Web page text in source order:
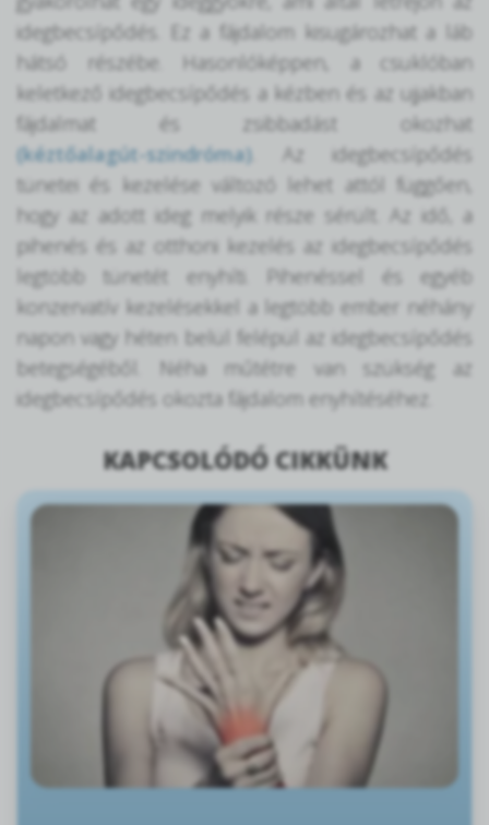
idegbecsípődés. Ez a fájdalom kisugározhat a láb
hátsó részébe. Hasonlóképpen, a csuklóban
keletkező idegbecsípődés a kézben és az ujjakban
fájdalmat és zsibbadást okozhat
(kéztőalagút-szindróma) . Az idegbecsípődés
tünetei és kezelése változó lehet attól függően,
hogy az adott ideg melyik része sérült. Az idő, a
pihenés és az otthoni kezelés az idegbecsípődés
legtöbb tünetét enyhíti. Pihenéssel és egyéb
konzervatív kezelésekkel a legtöbb ember néhány
napon vagy héten belül felépül az idegbecsípődés
betegségéből. Néha műtétre van szükség az
idegbecsípődés okozta fájdalom enyhítéséhez.
KAPCSOLÓDÓ CIKKÜNK